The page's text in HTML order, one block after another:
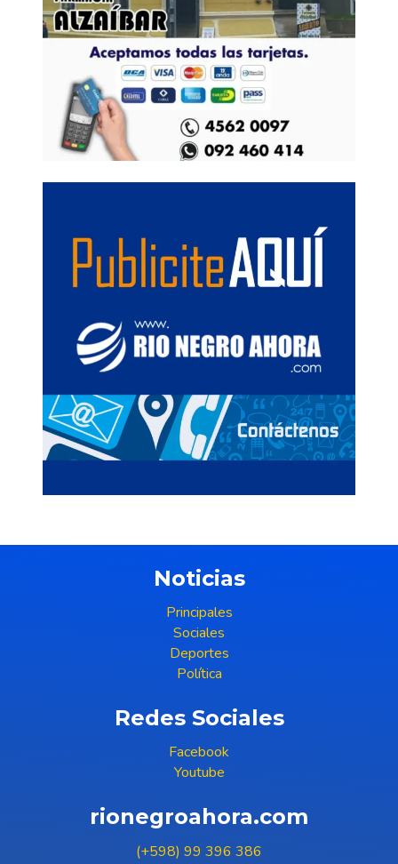
Noticias
Principales
Sociales
Deportes
Política
Redes Sociales
Facebook
Youtube
rionegroahora.com
(+598) 99 396 386